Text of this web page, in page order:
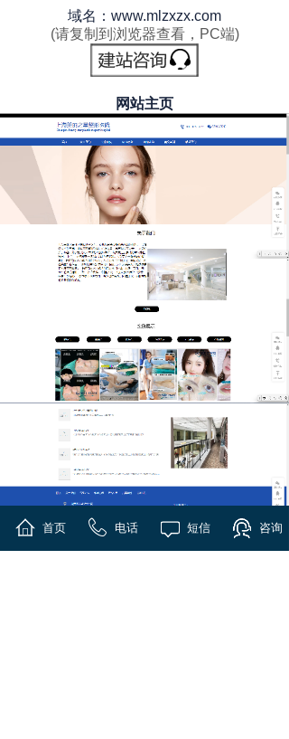
域名：www.mlzxzx.com
(请复制到浏览器查看，PC端)
网站主页
首页 电话 短信 咨询